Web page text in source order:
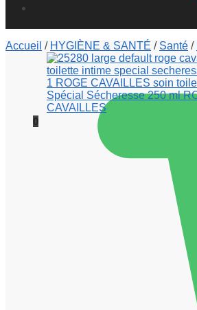
0
Accueil / HYGIÈNE & SANTÉ / Santé /